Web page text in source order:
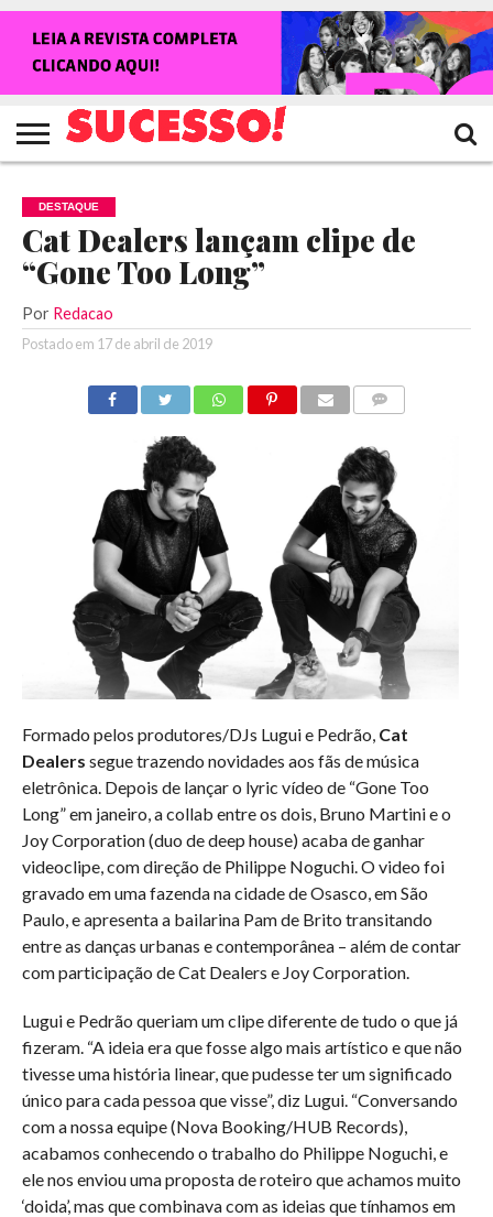
NOTÍCIAS
SHOWS
ENTREVISTAS
CLIQUES
RANKING
CROWLEY
TV
SUCESSO!
REVISTA
SUCESSO!
DESTAQUE
Cat Dealers lançam clipe de
“Gone Too Long”
Por Redacao
Postado em 17 de abril de 2019
Formado pelos produtores/DJs Lugui e Pedrão, Cat
Dealers segue trazendo novidades aos fãs de música
eletrônica. Depois de lançar o lyric vídeo de “Gone Too
Long” em janeiro, a collab entre os dois, Bruno Martini e o
Joy Corporation (duo de deep house) acaba de ganhar
videoclipe, com direção de Philippe Noguchi. O video foi
gravado em uma fazenda na cidade de Osasco, em São
Paulo, e apresenta a bailarina Pam de Brito transitando
entre as danças urbanas e contemporânea – além de contar
com participação de Cat Dealers e Joy Corporation.
Lugui e Pedrão queriam um clipe diferente de tudo o que já
fizeram. “A ideia era que fosse algo mais artístico e que não
tivesse uma história linear, que pudesse ter um significado
único para cada pessoa que visse”, diz Lugui. “Conversando
com a nossa equipe (Nova Booking/HUB Records),
acabamos conhecendo o trabalho do Philippe Noguchi, e
ele nos enviou uma proposta de roteiro que achamos muito
‘doida’, mas que combinava com as ideias que tínhamos em